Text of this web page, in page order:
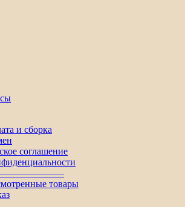
и сборка
соглашение
товары